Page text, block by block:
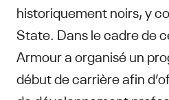
historiquement noirs, y
State. Dans le cadre de
Armour a organisé un
début de carrière afin